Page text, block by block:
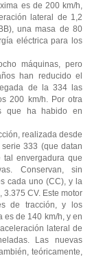
es de 200 km/h,
lateral de 1,2
una masa de 80
eléctrica para los
máquinas, pero
han reducido el
de la 334 las
200 km/h. Por otra
que ha habido en
realizada desde
333 (que datan
envergadura que
Conservan, sin
cada uno (CC), y la
CV. Este motor
de tracción, y los
es de 140 km/h, y en
lateral de
Las nuevas
teóricamente,